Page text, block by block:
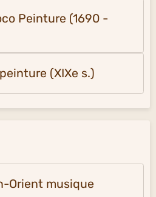
Peinture (1690 -
(XIXe s.)
Orient musique